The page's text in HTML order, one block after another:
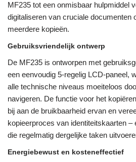
MF235 tot een onmisbaar hulpmiddel
digitaliseren van cruciale documenten
meerdere kopieën.
Gebruiksvriendelijk ontwerp
De MF235 is ontworpen met
een eenvoudig 5-regelig LCD-paneel,
alle technische niveaus moeiteloos
navigeren. De functie voor het
bij aan de bruikbaarheid ervan en
kopieerproces van identiteitskaarten –
die regelmatig dergelijke taken
Energiebewust en kosteneffectief